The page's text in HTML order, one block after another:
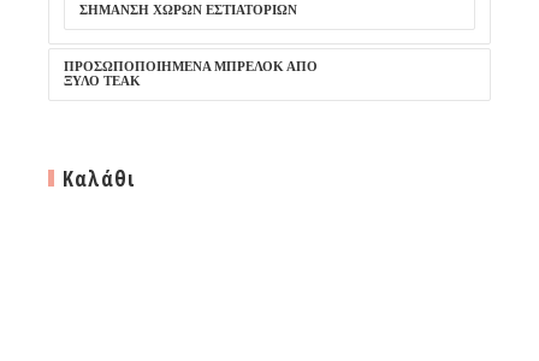
ΣΉΜΑΝΣΗ ΧΏΡΩΝ ΕΣΤΙΑΤΟΡΊΩΝ
ΠΡΟΣΩΠΟΠΟΙΗΜΈΝΑ ΜΠΡΕΛΌΚ ΑΠΌ
ΞΎΛΟ TEAK
Καλάθι